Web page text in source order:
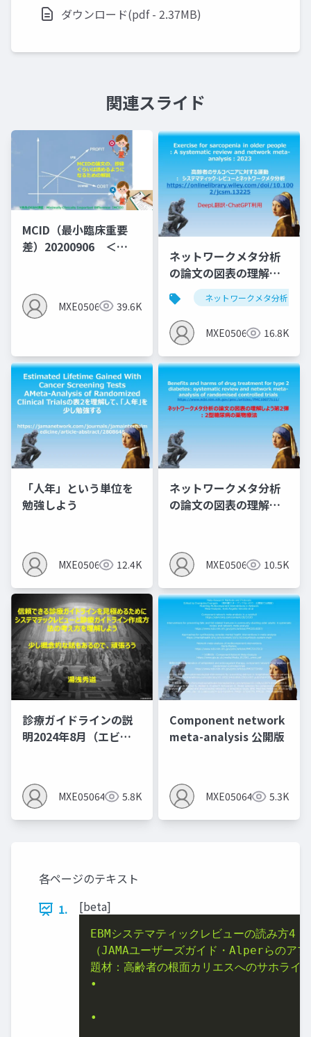
ダウンロード(pdf - 2.37MB)
関連スライド
MCID（最小臨床重要
差）20200906 ＜
明となっている＞
MXE05064 39.6K
ネットワークメタ分析
の論文の図表の理解し
よう第1弾：サルコペニ
アと運動のNMA
ネットワークメタ分析
MXE05064 16.8K
「人年」という単位を
勉強しよう
MXE05064 12.4K
ネットワークメタ分析
の論文の図表の理解し
MXE05064 10.5K
診療ガイドラインの説
明2024年8月（エビデ
とMindsの間違いあ
り）
MXE05064 5.8K
Component network
meta-analysis 公開版
MXE05064 5.3K
各ページのテキスト
1.
[beta]
EBMシステマティックレビューの読み方4
（JAMAユーザーズガイド・Alperらのア
題材：高齢者の根面カリエスへのサホライ
•
•